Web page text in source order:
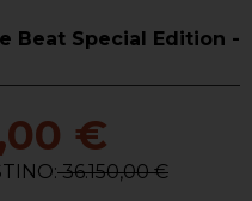
Beat Special Edition -
€
36.150,00 €